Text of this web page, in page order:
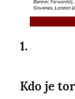
1.
Kdo je